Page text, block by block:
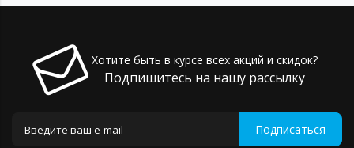
Хотите быть в курсе всех акций и скидок?
Подпишитесь на нашу рассылку
Подписаться